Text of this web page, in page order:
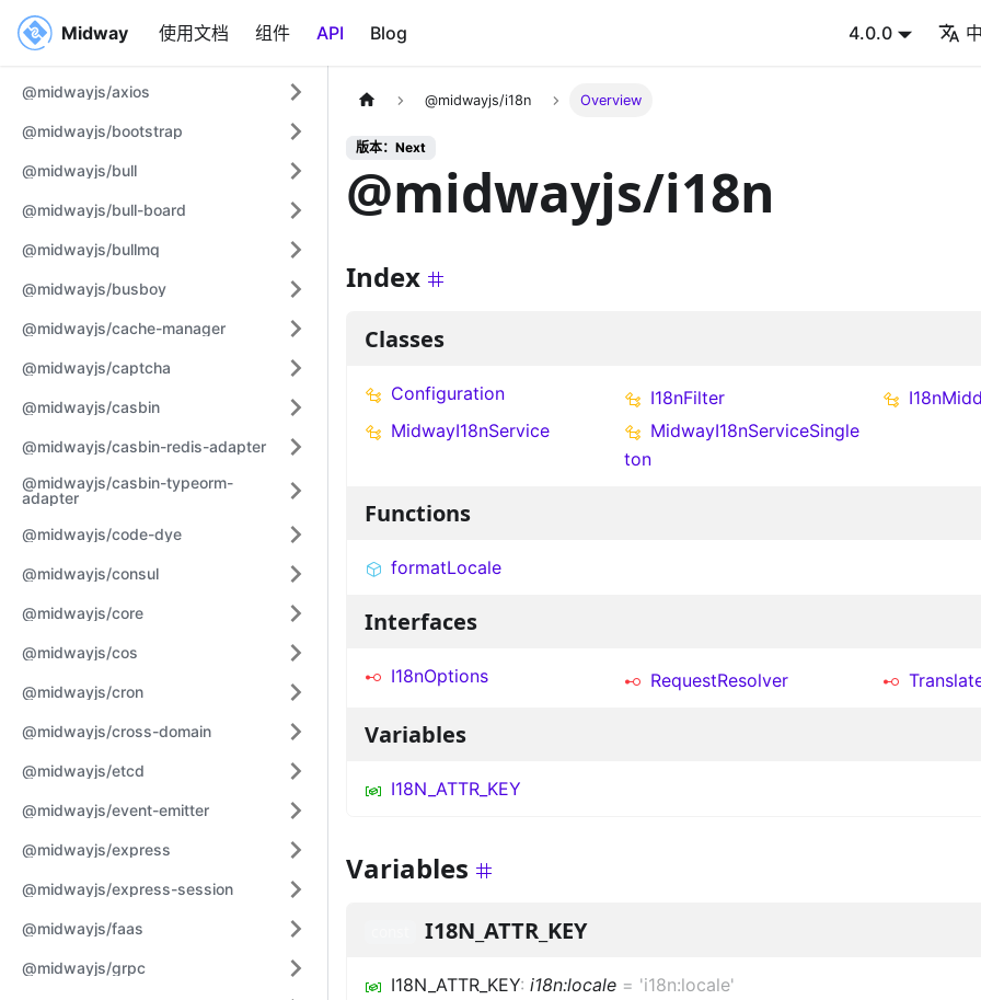
Midway 使用文档 组件 API Blog 4.0.0
Midway
@midwayjs/axios
@midwayjs/bootstrap
@midwayjs/bull
@midwayjs/bull-board
@midwayjs/bullmq
@midwayjs/busboy
@midwayjs/cache-manager
@midwayjs/captcha
@midwayjs/casbin
@midwayjs/casbin-redis-adapter
@midwayjs/casbin-typeorm-
adapter
@midwayjs/code-dye
@midwayjs/consul
@midwayjs/core
@midwayjs/cos
@midwayjs/cron
@midwayjs/cross-domain
@midwayjs/etcd
@midwayjs/event-emitter
@midwayjs/express
@midwayjs/express-session
@midwayjs/faas
@midwayjs/grpc
@midwayjs/i18n Overview
版本：Next
@midwayjs/i18n
Index
Classes
Configuration I18nFilter
MidwayI18nService
MidwayI18nServiceSingle
ton
Functions
formatLocale
Interfaces
I18nOptions RequestResolver
Variables
I18N_ATTR_KEY
Variables
I18N_ATTR_KEY
I18N_ATTR_KEY: i18n:locale = 'i18n:locale'